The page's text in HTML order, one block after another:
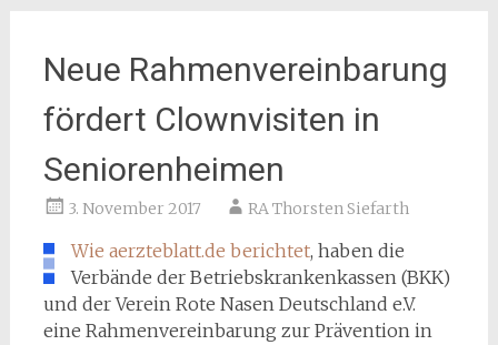
Neue Rahmenvereinbarung
fördert Clownvisiten in
Seniorenheimen
3. November 2017 RA Thorsten Siefarth
Wie aerzteblatt.de berichtet, haben die
Verbände der Betriebskrankenkassen (BKK)
und der Verein Rote Nasen Deutschland e.V.
eine Rahmenvereinbarung zur Prävention in